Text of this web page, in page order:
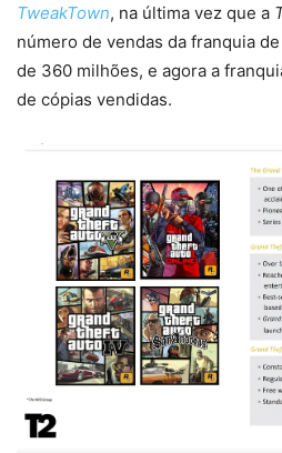
TweakTown, na última vez que a
número de vendas da franquia
de 360 milhões, e agora a
de cópias vendidas.